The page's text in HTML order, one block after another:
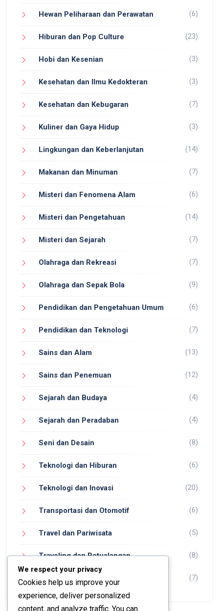
Hewan Peliharaan dan Perawatan (6)
Hiburan dan Pop Culture (23)
Hobi dan Kesenian (3)
Kesehatan dan Ilmu Kedokteran (3)
Kesehatan dan Kebugaran (7)
Kuliner dan Gaya Hidup (3)
Lingkungan dan Keberlanjutan (14)
Makanan dan Minuman (7)
Misteri dan Fenomena Alam (6)
Misteri dan Pengetahuan (14)
Misteri dan Sejarah (7)
Olahraga dan Rekreasi (7)
Olahraga dan Sepak Bola (9)
Pendidikan dan Pengetahuan Umum (6)
Pendidikan dan Teknologi (7)
Sains dan Alam (13)
Sains dan Penemuan (12)
Sejarah dan Budaya (4)
Sejarah dan Peradaban (4)
Seni dan Desain (8)
Teknologi dan Hiburan (6)
Teknologi dan Inovasi (20)
Transportasi dan Otomotif (6)
Travel dan Pariwisata (5)
Traveling dan Petualangan (8)
Wisata dan Petualangan (7)
We respect your privacy
Cookies help us improve your
experience, deliver personalized
content, and analyze traffic. You can